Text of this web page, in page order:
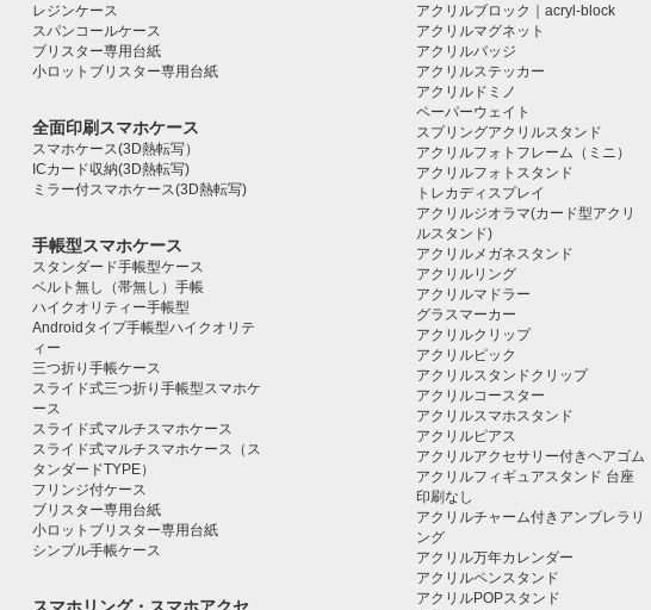
レジンケース
スパンコールケース
ブリスター専用台紙
小ロットブリスター専用台紙
全面印刷スマホケース
スマホケース(3D熱転写）
ICカード収納(3D熱転写)
ミラー付スマホケース(3D熱転写)
手帳型スマホケース
スタンダード手帳型ケース
ベルト無し（帯無し）手帳
ハイクオリティー手帳型
Androidタイプ手帳型ハイクオリテ
ィー
三つ折り手帳ケース
スライド式三つ折り手帳型スマホケ
ース
スライド式マルチスマホケース
スライド式マルチスマホケース（ス
タンダードTYPE）
フリンジ付ケース
ブリスター専用台紙
小ロットブリスター専用台紙
シンプル手帳ケース
アクリルブロック｜acryl-block
アクリルマグネット
アクリルバッジ
アクリルステッカー
アクリルドミノ
ペーパーウェイト
スプリングアクリルスタンド
アクリルフォトフレーム（ミニ）
アクリルフォトスタンド
トレカディスプレイ
アクリルジオラマ(カード型アクリ
ルスタンド)
アクリルメガネスタンド
アクリルリング
アクリルマドラー
グラスマーカー
アクリルクリップ
アクリルピック
アクリルスタンドクリップ
アクリルコースター
アクリルスマホスタンド
アクリルピアス
アクリルアクセサリー付きヘアゴム
アクリルフィギュアスタンド 台座
印刷なし
アクリルチャーム付きアンブレラリ
ング
アクリル万年カレンダー
アクリルペンスタンド
アクリルPOPスタンド